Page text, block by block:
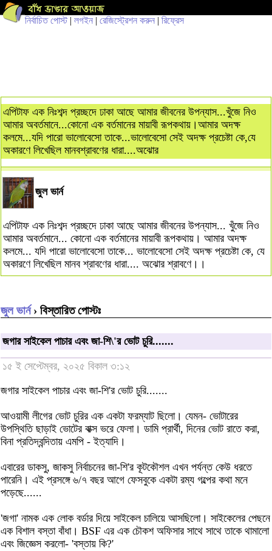
নির্বাচিত পোস্ট| লগইন | রেজিস্ট্রেশন করুন | রিফ্রেস
এপিটাফ এক নিঃশব্দ প্রচ্ছদে ঢাকা আছে আমার জীবনের উপন্যাস...খুঁজে নিও
আমার অবর্তমানে...কোনো এক বর্তমানের মায়াবী রূপকথায়।আমার অদক্ষ
কলমে...যদি পারো ভালোবেসো তাকে...ভালোবেসো সেই অদক্ষ প্রচেষ্টা কে,যে
অকারণে লিখেছিল মানবশ্রাবণের ধারা....অঝোর
জুল ভার্ন
এপিটাফ এক নিঃশব্দ প্রচ্ছদে ঢাকা আছে আমার জীবনের উপন্যাস... খুঁজে নিও
আমার অবর্তমানে... কোনো এক বর্তমানের মায়াবী রূপকথায়। আমার অদক্ষ
কলমে... যদি পারো ভালোবেসো তাকে... ভালোবেসো সেই অদক্ষ প্রচেষ্টা কে, যে
অকারণে লিখেছিল মানব শ্রাবণের ধারা.... অঝোর শ্রাবণে।।
জুল ভার্ন› বিস্তারিত পোস্টঃ
জগার সাইকেল পাচার এবং জা-শি\'র ভোট চুরি.......
১৫ ই সেপ্টেম্বর, ২০২৫ বিকাল ৩:১২
জগার সাইকেল পাচার এবং জা-শি'র ভোট চুরি.......
আওয়ামী লীগের ভোট চুরির এক একটা ফরম্যাট ছিলো। যেমন- ভোটারের
উপস্থিতি ছাড়াই ভোটের বাক্স ভরে ফেলা। ডামি প্রার্থী, দিনের ভোট রাতে করা,
বিনা প্রতিদ্বন্দিতায় এমপি - ইত্যাদি।
এবারের ডাকসু, জাকসু নির্বাচনের জা-শি'র কূটকৌশল এখন পর্যন্ত কেউ ধরতে
পারেনি। এই প্রসঙ্গে ৬/৭ বছর আগে ফেসবুকে একটা রম্য গল্পের কথা মনে
পড়েছে......
'জগা' নামক এক লোক বর্ডার দিয়ে সাইকেল চালিয়ে আসছিলো। সাইকেলের পেছনে
এক বিশাল বস্তা বাঁধা। BSF এর এক চৌকশ অফিসার সাথে সাথে তাকে থামালো
এবং জিজ্ঞেস করলো- 'বস্তায় কি?'